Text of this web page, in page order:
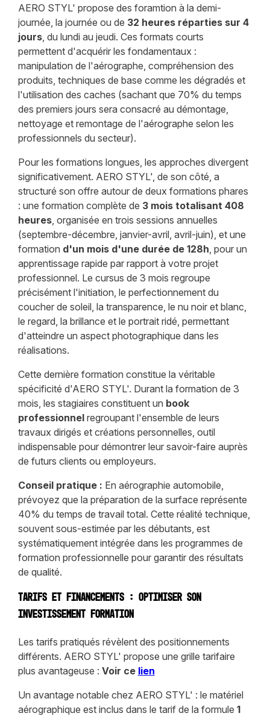
AERO STYL' propose des foramtion à la demi-
journée, la journée ou de 32 heures réparties sur 4
jours, du lundi au jeudi. Ces formats courts
permettent d'acquérir les fondamentaux :
manipulation de l'aérographe, compréhension des
produits, techniques de base comme les dégradés et
l'utilisation des caches (sachant que 70% du temps
des premiers jours sera consacré au démontage,
nettoyage et remontage de l'aérographe selon les
professionnels du secteur).
Pour les formations longues, les approches divergent
significativement. AERO STYL', de son côté, a
structuré son offre autour de deux formations phares
: une formation complète de 3 mois totalisant 408
heures, organisée en trois sessions annuelles
(septembre-décembre, janvier-avril, avril-juin), et une
formation d'un mois d'une durée de 128h , pour un
apprentissage rapide par rapport à votre projet
professionnel. Le cursus de 3 mois regroupe
précisément l'initiation, le perfectionnement du
coucher de soleil, la transparence, le nu noir et blanc,
le regard, la brillance et le portrait ridé, permettant
d'atteindre un aspect photographique dans les
réalisations.
Cette dernière formation constitue la véritable
spécificité d'AERO STYL'. Durant la formation de 3
mois, les stagiaires constituent un book
professionnelregroupant l'ensemble de leurs
travaux dirigés et créations personnelles, outil
indispensable pour démontrer leur savoir-faire auprès
de futurs clients ou employeurs.
Conseil pratique : En aérographie automobile,
prévoyez que la préparation de la surface représente
40% du temps de travail total. Cette réalité technique,
souvent sous-estimée par les débutants, est
systématiquement intégrée dans les programmes de
formation professionnelle pour garantir des résultats
de qualité.
Tarifs et financements : optimiser son
investissement formation
Les tarifs pratiqués révèlent des positionnements
différents. AERO STYL' propose une grille tarifaire
plus avantageuse : Voir ce lien
Un avantage notable chez AERO STYL' : le matériel
aérographique est inclus dans le tarif de la formule 1